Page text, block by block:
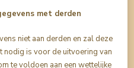
met derden
niet aan derden en zal deze
nodig is voor de uitvoering van
te voldoen aan een wettelijke